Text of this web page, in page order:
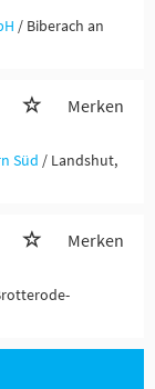
/ Biberach an
Merken
Süd / Landshut,
Merken